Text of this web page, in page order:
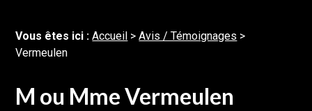
Vous êtes ici :Accueil >Avis / Témoignages >
Vermeulen
M ou Mme Vermeulen